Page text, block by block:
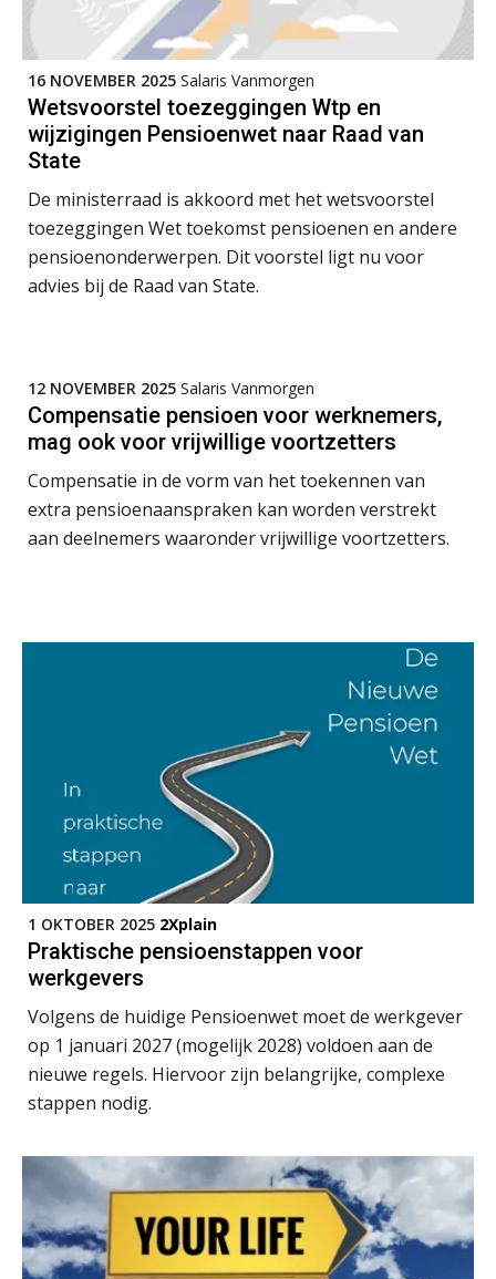
16 NOVEMBER 2025 Salaris Vanmorgen
Wetsvoorstel toezeggingen Wtp en
wijzigingen Pensioenwet naar Raad van
State
De ministerraad is akkoord met het wetsvoorstel
toezeggingen Wet toekomst pensioenen en andere
pensioenonderwerpen. Dit voorstel ligt nu voor
advies bij de Raad van State.
12 NOVEMBER 2025 Salaris Vanmorgen
Compensatie pensioen voor werknemers,
mag ook voor vrijwillige voortzetters
Compensatie in de vorm van het toekennen van
extra pensioenaanspraken kan worden verstrekt
aan deelnemers waaronder vrijwillige voortzetters.
1 OKTOBER 2025 2Xplain
Praktische pensioenstappen voor
werkgevers
Volgens de huidige Pensioenwet moet de werkgever
op 1 januari 2027 (mogelijk 2028) voldoen aan de
nieuwe regels. Hiervoor zijn belangrijke, complexe
stappen nodig.
AUG
Markus Verbeek Praehep
11
Practical Diploma in Payroll Administration (PDL®)
14
Markus Verbeek Praehep
AUG
Markus Verbeek Praehep
Module Loonheffingen PDL
Markus Verbeek Praehep
24
AUG
Module Loonheffingen VPS
Markus Verbeek Praehep
24
AUG
MOCuitgevers
25
25
AUG
Summercourse: Een mindset die kansen ziet en vertrouwen geeft
MOCuitgevers
25
AUG
MOCuitgevers
25
AUG
Summercourse Werkkostenregeling
MOCuitgevers